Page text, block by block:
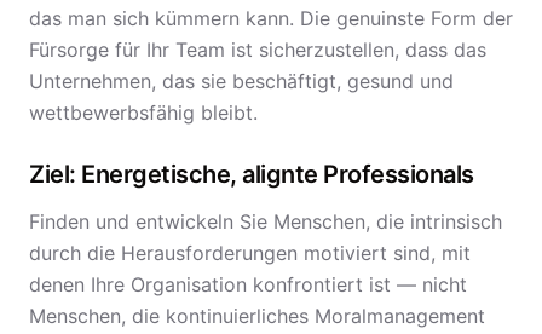
das man sich kümmern kann. Die genuinste Form der
Fürsorge für Ihr Team ist sicherzustellen, dass das
Unternehmen, das sie beschäftigt, gesund und
wettbewerbsfähig bleibt.
Ziel: Energetische, alignte Professionals
Finden und entwickeln Sie Menschen, die intrinsisch
durch die Herausforderungen motiviert sind, mit
denen Ihre Organisation konfrontiert ist — nicht
Menschen, die kontinuierliches Moralmanagement